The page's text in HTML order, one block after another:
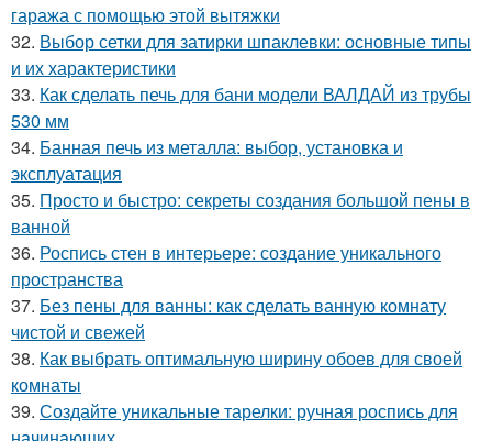
гаража с помощью этой вытяжки
32. Выбор сетки для затирки шпаклевки: основные типы
и их характеристики
33. Как сделать печь для бани модели ВАЛДАЙ из трубы
530 мм
34. Банная печь из металла: выбор, установка и
эксплуатация
35. Просто и быстро: секреты создания большой пены в
ванной
36. Роспись стен в интерьере: создание уникального
пространства
37. Без пены для ванны: как сделать ванную комнату
чистой и свежей
38. Как выбрать оптимальную ширину обоев для своей
комнаты
39. Создайте уникальные тарелки: ручная роспись для